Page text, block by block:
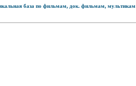
база по фильмам, док. фильмам,